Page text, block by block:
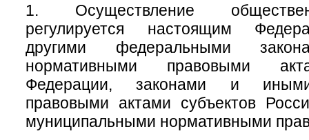
1. Осуществление
регулируется настоящим
другими федеральными
нормативными правовыми
Федерации, законами и
правовыми актами субъектов
муниципальными нормативными